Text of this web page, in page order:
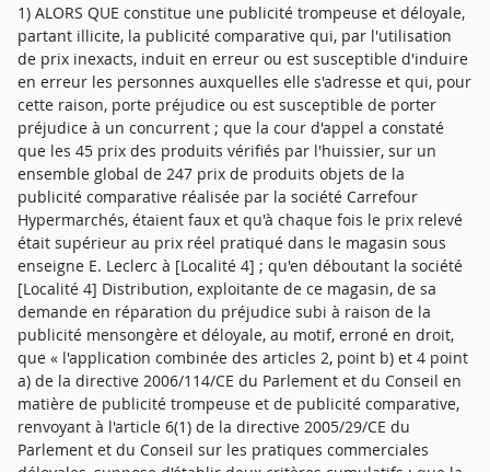
1) ALORS QUE constitue une publicité trompeuse et déloyale,
partant illicite, la publicité comparative qui, par l'utilisation
de prix inexacts, induit en erreur ou est susceptible d'induire
en erreur les personnes auxquelles elle s'adresse et qui, pour
cette raison, porte préjudice ou est susceptible de porter
préjudice à un concurrent ; que la cour d'appel a constaté
que les 45 prix des produits vérifiés par l'huissier, sur un
ensemble global de 247 prix de produits objets de la
publicité comparative réalisée par la société Carrefour
Hypermarchés, étaient faux et qu'à chaque fois le prix relevé
était supérieur au prix réel pratiqué dans le magasin sous
enseigne E. Leclerc à [Localité 4] ; qu'en déboutant la société
[Localité 4] Distribution, exploitante de ce magasin, de sa
demande en réparation du préjudice subi à raison de la
publicité mensongère et déloyale, au motif, erroné en droit,
que « l'application combinée des articles 2, point b) et 4 point
a) de la directive 2006/114/CE du Parlement et du Conseil en
matière de publicité trompeuse et de publicité comparative,
renvoyant à l'article 6(1) de la directive 2005/29/CE du
Parlement et du Conseil sur les pratiques commerciales